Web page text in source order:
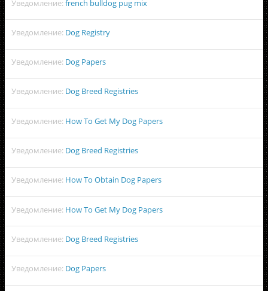
Уведомление:french bulldog pug mix
Уведомление: Dog Registry
Уведомление: Dog Papers
Уведомление: Dog Breed Registries
Уведомление: How To Get My Dog Papers
Уведомление: Dog Breed Registries
Уведомление: How To Obtain Dog Papers
Уведомление: How To Get My Dog Papers
Уведомление: Dog Breed Registries
Уведомление: Dog Papers